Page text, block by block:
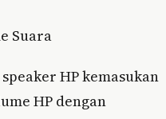
Suara
HP kemasukan
HP dengan